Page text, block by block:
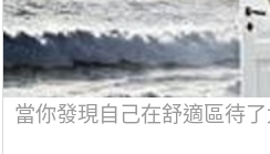
當你發現自己在舒適區待